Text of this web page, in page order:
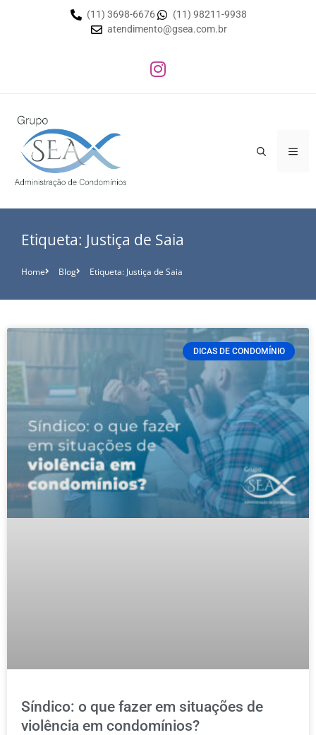
(11) 3698-6676
(11) 98211-9938
atendimento@gsea.com.br
Etiqueta: Justiça de Saia
Home Blog Etiqueta: Justiça de Saia
DICAS DE CONDOMÍNIO
Síndico: o que fazer em situações de
violência em condomínios?